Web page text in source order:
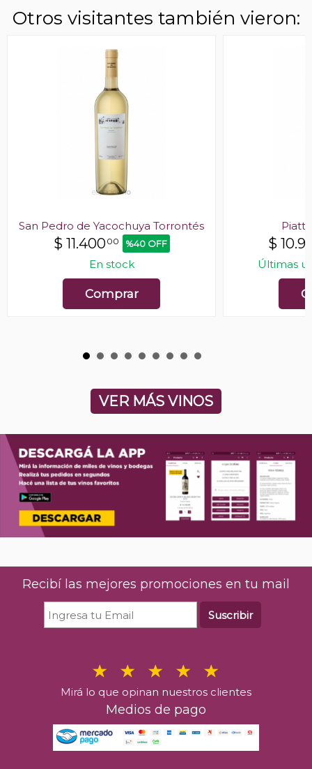
Otros visitantes también vieron:
San Pedro de Yacochuya Torrontés
$ 11.40000 %40 OFF
En stock
Comprar
$
Últimas
VER MÁS VINOS
Recibí las mejores promociones en tu mail
Suscribir
Mirá lo que opinan nuestros clientes
Medios de pago